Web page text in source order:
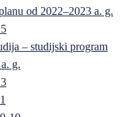
od 2022–2023 a. g.
– studijski program
g.